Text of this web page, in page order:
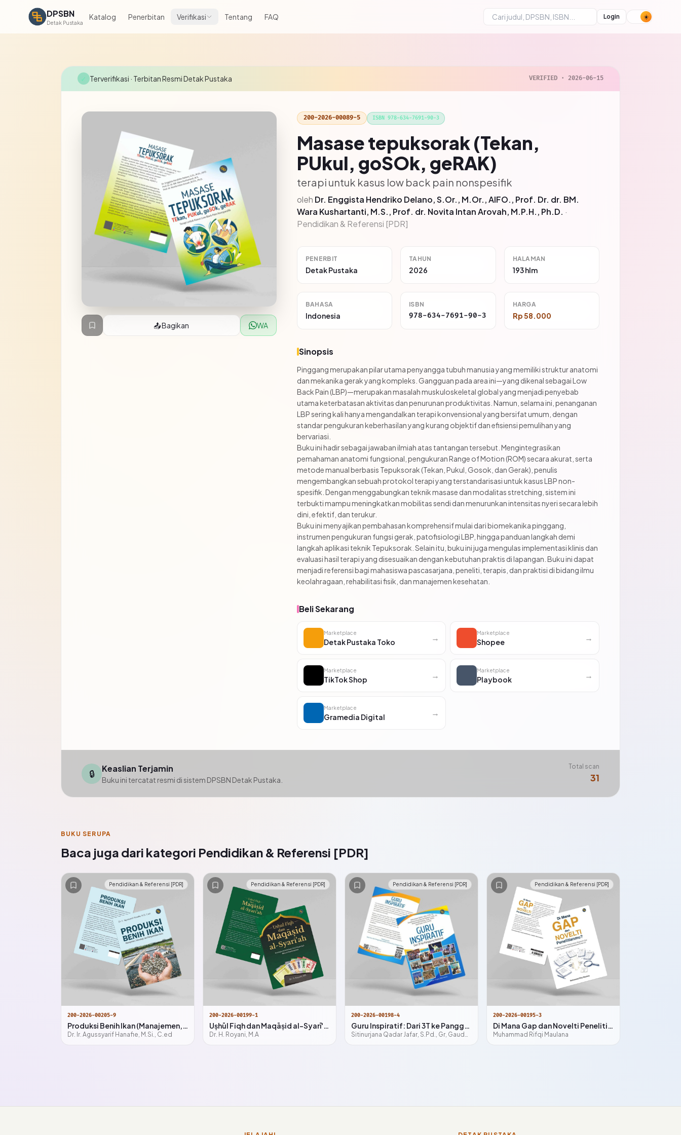
DPSBN
Detak Pustaka
Katalog Penerbitan Verifikasi Tentang FAQ Login
✓ Terverifikasi · Terbitan Resmi Detak Pustaka VERIFIED · 2026-06-15
📤 Bagikan WA
200-2026-00089-5 ISBN 978-634-7691-90-3
Masase tepuksorak (Tekan,
PUkul, goSOk, geRAK)
terapi untuk kasus low back pain nonspesifik
oleh Dr. Enggista Hendriko Delano, S.Or., M.Or., AIFO., Prof. Dr. dr. BM.
Wara Kushartanti, M.S., Prof. dr. Novita Intan Arovah, M.P.H., Ph.D. ·
Pendidikan & Referensi [PDR]
PENERBIT
Detak Pustaka
TAHUN
2026
HALAMAN
193 hlm
BAHASA
Indonesia
ISBN
978-634-7691-90-3
HARGA
Rp 58.000
Sinopsis
Pinggang merupakan pilar utama penyangga tubuh manusia yang memiliki struktur anatomi
dan mekanika gerak yang kompleks. Gangguan pada area ini—yang dikenal sebagai Low
Back Pain (LBP)—merupakan masalah muskuloskeletal global yang menjadi penyebab
utama keterbatasan aktivitas dan penurunan produktivitas. Namun, selama ini, penanganan
LBP sering kali hanya mengandalkan terapi konvensional yang bersifat umum, dengan
standar pengukuran keberhasilan yang kurang objektif dan efisiensi pemulihan yang
bervariasi.
Buku ini hadir sebagai jawaban ilmiah atas tantangan tersebut. Mengintegrasikan
pemahaman anatomi fungsional, pengukuran Range of Motion (ROM) secara akurat, serta
metode manual berbasis Tepuksorak (Tekan, Pukul, Gosok, dan Gerak), penulis
mengembangkan sebuah protokol terapi yang terstandarisasi untuk kasus LBP non-
spesifik. Dengan menggabungkan teknik masase dan modalitas stretching, sistem ini
terbukti mampu meningkatkan mobilitas sendi dan menurunkan intensitas nyeri secara lebih
dini, efektif, dan terukur.
Buku ini menyajikan pembahasan komprehensif mulai dari biomekanika pinggang,
instrumen pengukuran fungsi gerak, patofisiologi LBP, hingga panduan langkah demi
langkah aplikasi teknik Tepuksorak. Selain itu, buku ini juga mengulas implementasi klinis dan
evaluasi hasil terapi yang disesuaikan dengan kebutuhan praktis di lapangan. Buku ini dapat
menjadi referensi bagi mahasiswa pascasarjana, peneliti, terapis, dan praktisi di bidang ilmu
keolahragaan, rehabilitasi fisik, dan manajemen kesehatan.
Beli Sekarang
Marketplace
Detak Pustaka Toko → Marketplace
Shopee →
Marketplace
TikTok Shop → Marketplace
Playbook →
Marketplace
Gramedia Digital →
🔒 Keaslian Terjamin
Buku ini tercatat resmi di sistem DPSBN Detak Pustaka.
Total scan
31
BUKU SERUPA
Baca juga dari kategori Pendidikan & Referensi [PDR]
Pendidikan & Referensi [PDR]
200-2026-00205-9
Produksi Benih Ikan (Manajemen, Teknologi, dan Pengendalian Mutu)
Dr. Ir. Agussyarif Hanafie, M.Si., C.ed
Pendidikan & Referensi [PDR]
200-2026-00199-1
Uṣhūl Fiqh dan Maqāṣid al-Syarī'ah: Kerangka Metodologis Fiqh Muamalah Māliyah Kontemporer
Dr. H. Royani, M.A
Pendidikan & Referensi [PDR]
200-2026-00198-4
Guru Inspiratif: Dari 3T ke Panggung Nasional
Sitinurjana Qadar Jafar, S.Pd., Gr, Gaudensius Prasisko De Pasionis, S.Pd., Gr, Welemfridus Ndiwa, S.Pd., M.Pd, Syahriyati, S.Pd., M.Pd
Pendidikan & Referensi [PDR]
200-2026-00195-3
Di Mana Gap dan Novelti Penelitianmu? (Panduan Praktis Menemukan Research Gap dan Novelti untuk Mahasiswa S1 dan S2)
Muhammad Rifqi Maulana